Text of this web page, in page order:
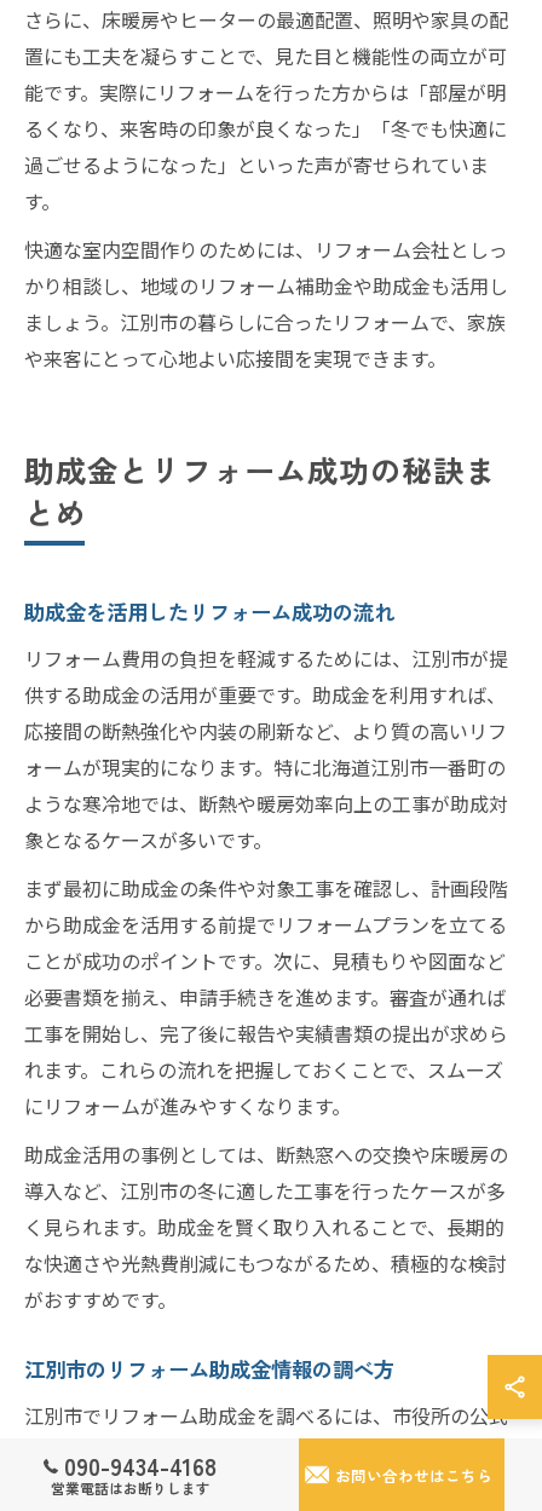
さらに、床暖房やヒーターの最適配置、照明や家具の配
置にも工夫を凝らすことで、見た目と機能性の両立が可
能です。実際にリフォームを行った方からは「部屋が明
るくなり、来客時の印象が良くなった」「冬でも快適に
過ごせるようになった」といった声が寄せられていま
す。
快適な室内空間作りのためには、リフォーム会社としっ
かり相談し、地域のリフォーム補助金や助成金も活用し
ましょう。江別市の暮らしに合ったリフォームで、家族
や来客にとって心地よい応接間を実現できます。
助成金とリフォーム成功の秘訣ま
とめ
助成金を活用したリフォーム成功の流れ
リフォーム費用の負担を軽減するためには、江別市が提
供する助成金の活用が重要です。助成金を利用すれば、
応接間の断熱強化や内装の刷新など、より質の高いリフ
ォームが現実的になります。特に北海道江別市一番町の
ような寒冷地では、断熱や暖房効率向上の工事が助成対
象となるケースが多いです。
まず最初に助成金の条件や対象工事を確認し、計画段階
から助成金を活用する前提でリフォームプランを立てる
ことが成功のポイントです。次に、見積もりや図面など
必要書類を揃え、申請手続きを進めます。審査が通れば
工事を開始し、完了後に報告や実績書類の提出が求めら
れます。これらの流れを把握しておくことで、スムーズ
にリフォームが進みやすくなります。
助成金活用の事例としては、断熱窓への交換や床暖房の
導入など、江別市の冬に適した工事を行ったケースが多
く見られます。助成金を賢く取り入れることで、長期的
な快適さや光熱費削減にもつながるため、積極的な検討
がおすすめです。
江別市のリフォーム助成金情報の調べ方
江別市でリフォーム助成金を調べるには、市役所の公式
フォーム補助金や江別市 助成金一覧などのキーワードで
090-9434-4168
営業電話はお断りします
お問い合わせはこちら